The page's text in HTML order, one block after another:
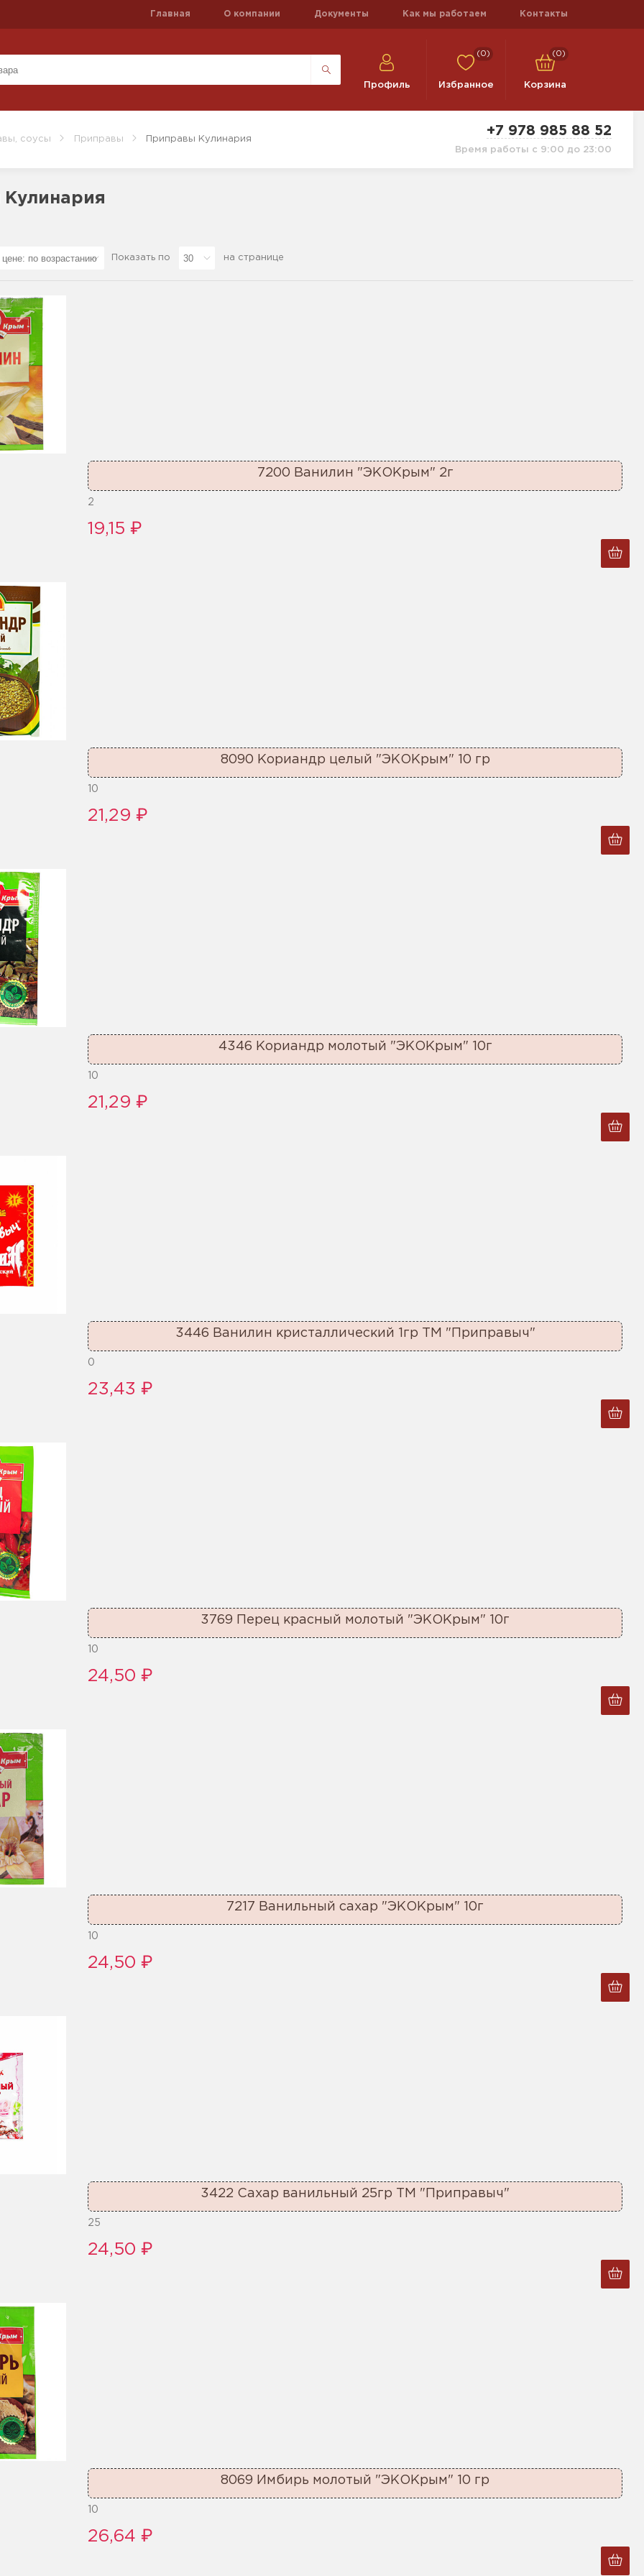
Главная О компании Документы Как мы работаем Контакты
Профиль
(0)
Избранное
(0)
Корзина
соусы Приправы Приправы Кулинария
+7 978 985 88 52
Время работы с 9:00 до 23:00
Показать по на странице
7200 Ванилин "ЭКОКрым" 2г
2
19,15 ₽
8090 Кориандр целый "ЭКОКрым" 10 гр
10
21,29 ₽
4346 Кориандр молотый "ЭКОКрым" 10г
10
21,29 ₽
3446 Ванилин кристаллический 1гр ТМ "Приправыч"
0
23,43 ₽
3769 Перец красный молотый "ЭКОКрым" 10г
10
24,50 ₽
7217 Ванильный сахар "ЭКОКрым" 10г
10
24,50 ₽
3422 Сахар ванильный 25гр ТМ "Приправыч"
25
24,50 ₽
8069 Имбирь молотый "ЭКОКрым" 10 гр
10
26,64 ₽